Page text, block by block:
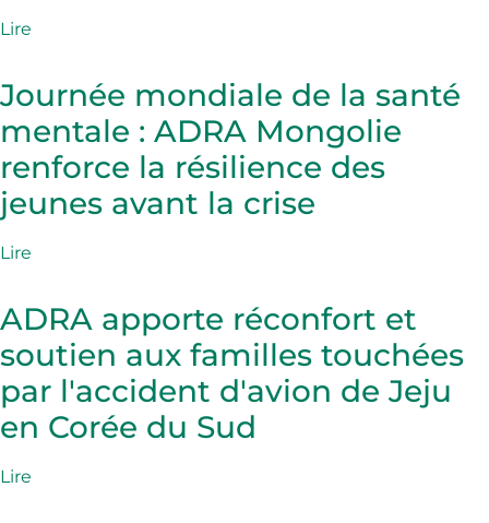
Lire
Journée mondiale de la santé
mentale : ADRA Mongolie
renforce la résilience des
jeunes avant la crise
Lire
ADRA apporte réconfort et
soutien aux familles touchées
par l'accident d'avion de Jeju
en Corée du Sud
Lire